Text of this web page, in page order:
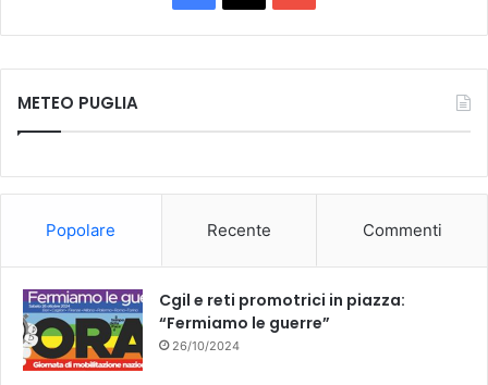
Tube
METEO PUGLIA
Popolare Recente Commenti
Cgil e reti promotrici in piazza:
“Fermiamo le guerre”
26/10/2024